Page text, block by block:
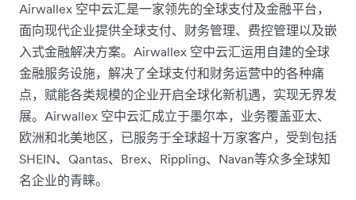
Airwallex 空中云汇是一家领先的全球支付及金融平台，
面向现代企业提供全球支付、财务管理、费控管理以及嵌
入式金融解决方案。Airwallex 空中云汇运用自建的全球
金融服务设施，解决了全球支付和财务运营中的各种痛
点，赋能各类规模的企业开启全球化新机遇，实现无界发
展。Airwallex 空中云汇成立于墨尔本，业务覆盖亚太、
欧洲和北美地区，已服务于全球超十万家客户，受到包括
SHEIN、Qantas、Brex、Rippling、Navan等众多全球知
名企业的青睐。